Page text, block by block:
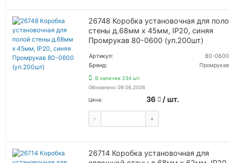
26748 Коробка установочная для
стены д.68мм x 45мм, IP20, синяя
Промрукав 80-0600 (уп.200шт)
Артикул:
80-0600
Бренд:
Промрукав
В наличии 234 шт.
Обновлено 09.06.2026
Цена: 36 / шт.
- +
26714 Коробка установочная для